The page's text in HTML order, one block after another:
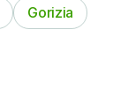
Gorizia